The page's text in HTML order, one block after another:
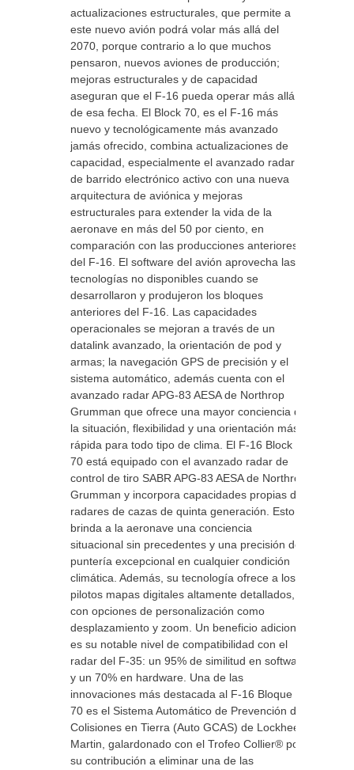
actualizaciones estructurales, que permite a
este nuevo avión podrá volar más allá del
2070, porque contrario a lo que muchos
pensaron, nuevos aviones de producción;
mejoras estructurales y de capacidad
aseguran que el F-16 pueda operar más allá
de esa fecha. El Block 70, es el F-16 más
nuevo y tecnológicamente más avanzado
jamás ofrecido, combina actualizaciones de
capacidad, especialmente el avanzado radar
de barrido electrónico activo con una nueva
arquitectura de aviónica y mejoras
estructurales para extender la vida de la
aeronave en más del 50 por ciento, en
comparación con las producciones anteriores
del F-16. El software del avión aprovecha las
tecnologías no disponibles cuando se
desarrollaron y produjeron los bloques
anteriores del F-16. Las capacidades
operacionales se mejoran a través de un
datalink avanzado, la orientación de pod y
armas; la navegación GPS de precisión y el
sistema automático, además cuenta con el
avanzado radar APG-83 AESA de Northrop
Grumman que ofrece una mayor conciencia de
la situación, flexibilidad y una orientación más
rápida para todo tipo de clima. El F-16 Block
70 está equipado con el avanzado radar de
control de tiro SABR APG-83 AESA de Northrop
Grumman y incorpora capacidades propias de
radares de cazas de quinta generación. Esto le
brinda a la aeronave una conciencia
situacional sin precedentes y una precisión de
puntería excepcional en cualquier condición
climática. Además, su tecnología ofrece a los
pilotos mapas digitales altamente detallados,
con opciones de personalización como
desplazamiento y zoom. Un beneficio adicional
es su notable nivel de compatibilidad con el
radar del F-35: un 95% de similitud en software
y un 70% en hardware. Una de las
innovaciones más destacada al F-16 Bloque
70 es el Sistema Automático de Prevención de
Colisiones en Tierra (Auto GCAS) de Lockheed
Martin, galardonado con el Trofeo Collier® por
su contribución a eliminar una de las